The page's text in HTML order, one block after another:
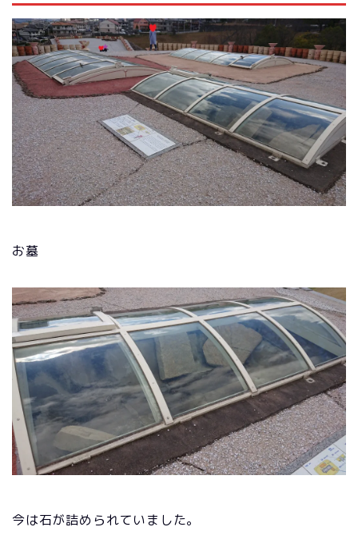
お墓
今は石が詰められていました。